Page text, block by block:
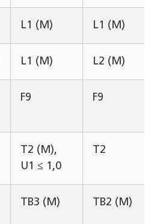
L1 (M) L1 (M)
L1 (M) L2 (M)
F9 F9
T2 (M),
U1 ≤ 1,0
T2
TB3 (M) TB2 (M)